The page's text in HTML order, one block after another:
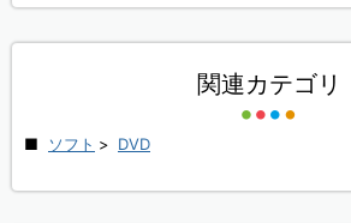
関連カテゴリ
ソフト > DVD